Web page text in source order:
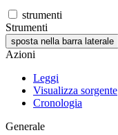
strumenti
Strumenti
sposta nella barra laterale
Azioni
Leggi
Visualizza sorgente
Cronologia
Generale